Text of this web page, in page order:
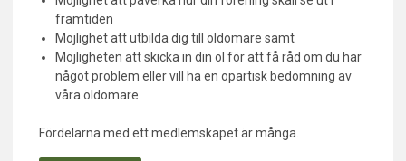
framtiden
Möjlighet att utbilda dig till öldomare samt
Möjligheten att skicka in din öl för att få råd om du har
något problem eller vill ha en opartisk bedömning av
våra öldomare.
Fördelarna med ett medlemskapet är många.